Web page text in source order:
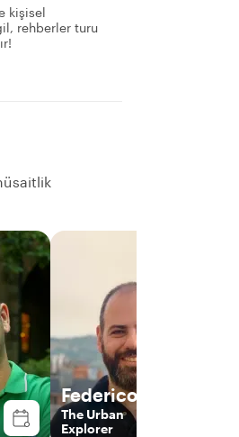
kişisel
rehberler turu
Federico
The Urban
Explorer